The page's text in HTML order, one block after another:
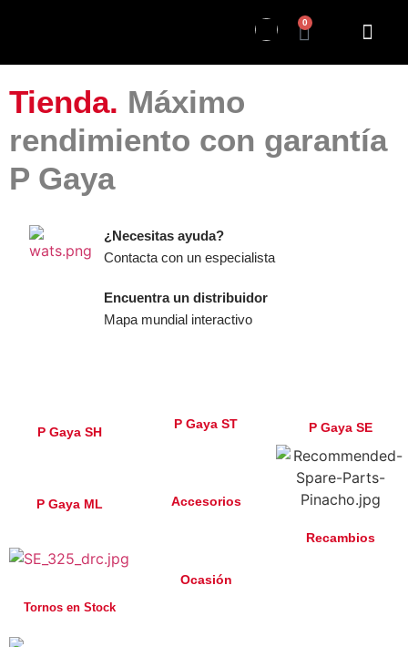
0
Tienda. Máximo
rendimiento con garantía
P Gaya
¿Necesitas ayuda?
Contacta con un especialista
Encuentra un distribuidor
Mapa mundial interactivo
P Gaya SH
P Gaya ST P Gaya SE
P Gaya ML Accesorios
Recambios
Tornos en Stock
Ocasión